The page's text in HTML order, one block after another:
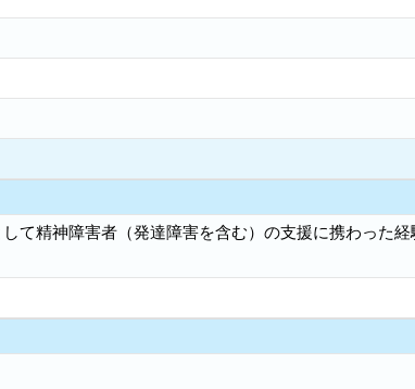
て精神障害者（発達障害を含む）の支援に携わった